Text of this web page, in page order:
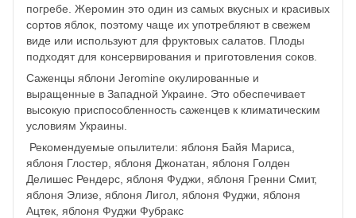
погребе. Жеромин это один из самых вкусных и красивых
сортов яблок, поэтому чаще их употребляют в свежем
виде или используют для фруктовых салатов. Плоды
подходят для консервирования и приготовления соков.
Саженцы яблони Jeromine окулированные и
выращенные в Западной Украине. Это обеспечивает
высокую приспособленность саженцев к климатическим
условиям Украины.
Рекомендуемые опылители: яблоня Байя Мариса,
яблоня Глостер, яблоня Джонатан, яблоня Голден
Делишес Рендерс, яблоня Фуджи, яблоня Гренни Смит,
яблоня Элизе, яблоня Лигол, яблоня Фуджи, яблоня
Ацтек, яблоня Фуджи Фубракс